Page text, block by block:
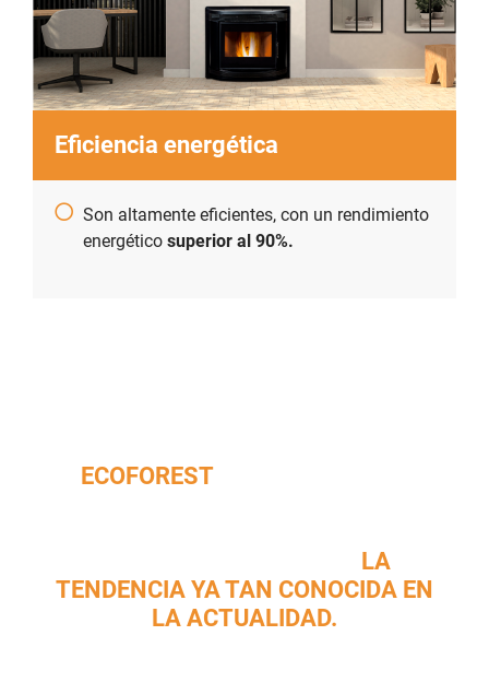
Eficiencia energética
Son altamente eficientes, con un rendimiento
energéticosuperior al 90%.
ECOFORESTFUE LA EMPRESA
LA
TENDENCIA YA TAN CONOCIDA EN
LA ACTUALIDAD.